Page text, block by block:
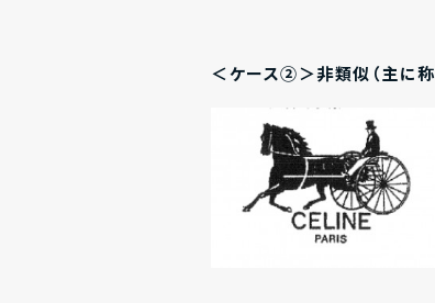
＜ケース②＞非類似（主に称